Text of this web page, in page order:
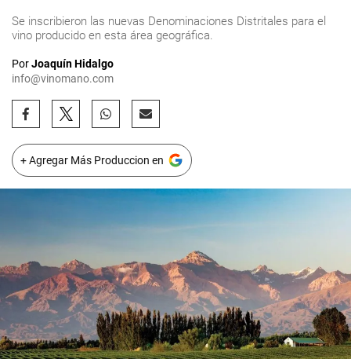
Se inscribieron las nuevas Denominaciones Distritales para el
vino producido en esta área geográfica.
PorJoaquín Hidalgo
info@vinomano.com
+ Agregar Más Produccion en